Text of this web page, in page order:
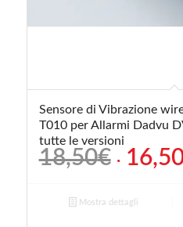
Sensore di Vibrazione
T010 per Allarmi Dadvu
tutte le versioni
18,50€ Il
prezzo
era:
Mostra dettagli